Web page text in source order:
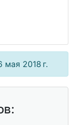
мая 2018 г.